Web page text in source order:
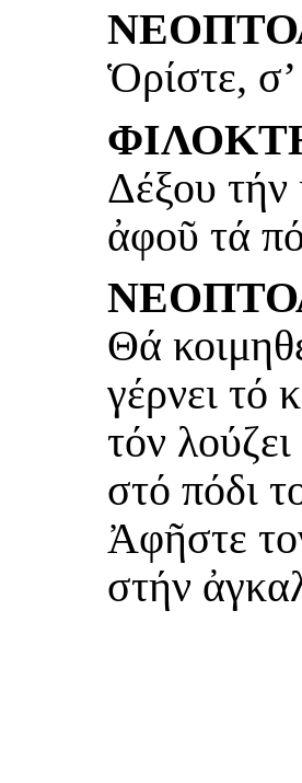
Ὁρίστε,
Δέξου
ἀφοῦ τά
Θά
γέρνει τό
τόν
στό πόδι
Ἀφῆστε
στήν